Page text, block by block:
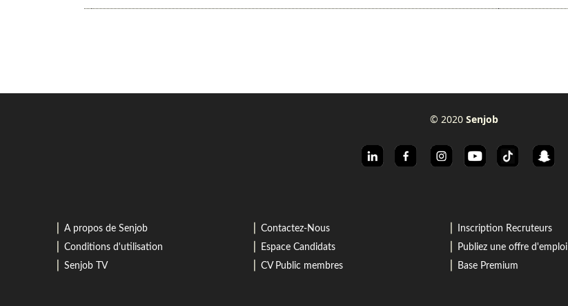
© 2020 Senjob
⎜A propos de Senjob ⎜Contactez-Nous Inscription Recruteurs
⎜Conditions d'utilisation Espace Candidats Publiez une offre d'emploi
⎜Senjob TV ⎜CV Public membres Base Premium